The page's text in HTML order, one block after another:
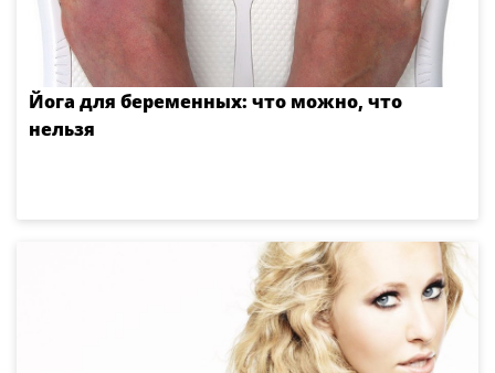
Йога для беременных: что можно, что
нельзя